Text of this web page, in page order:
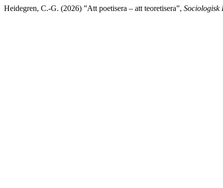
Heidegren, C.-G. (2026) ”Att poetisera – att teoretisera”, Sociologisk